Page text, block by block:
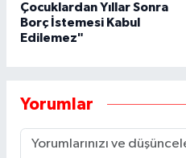
Çocuklardan Yıllar Sonra
Borç İstemesi Kabul
Edilemez"
Yorumlar